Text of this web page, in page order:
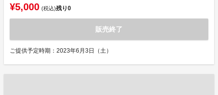
¥5,000 (税込)残り0
販売終了
ご提供予定時期：2023年6月3日（土）